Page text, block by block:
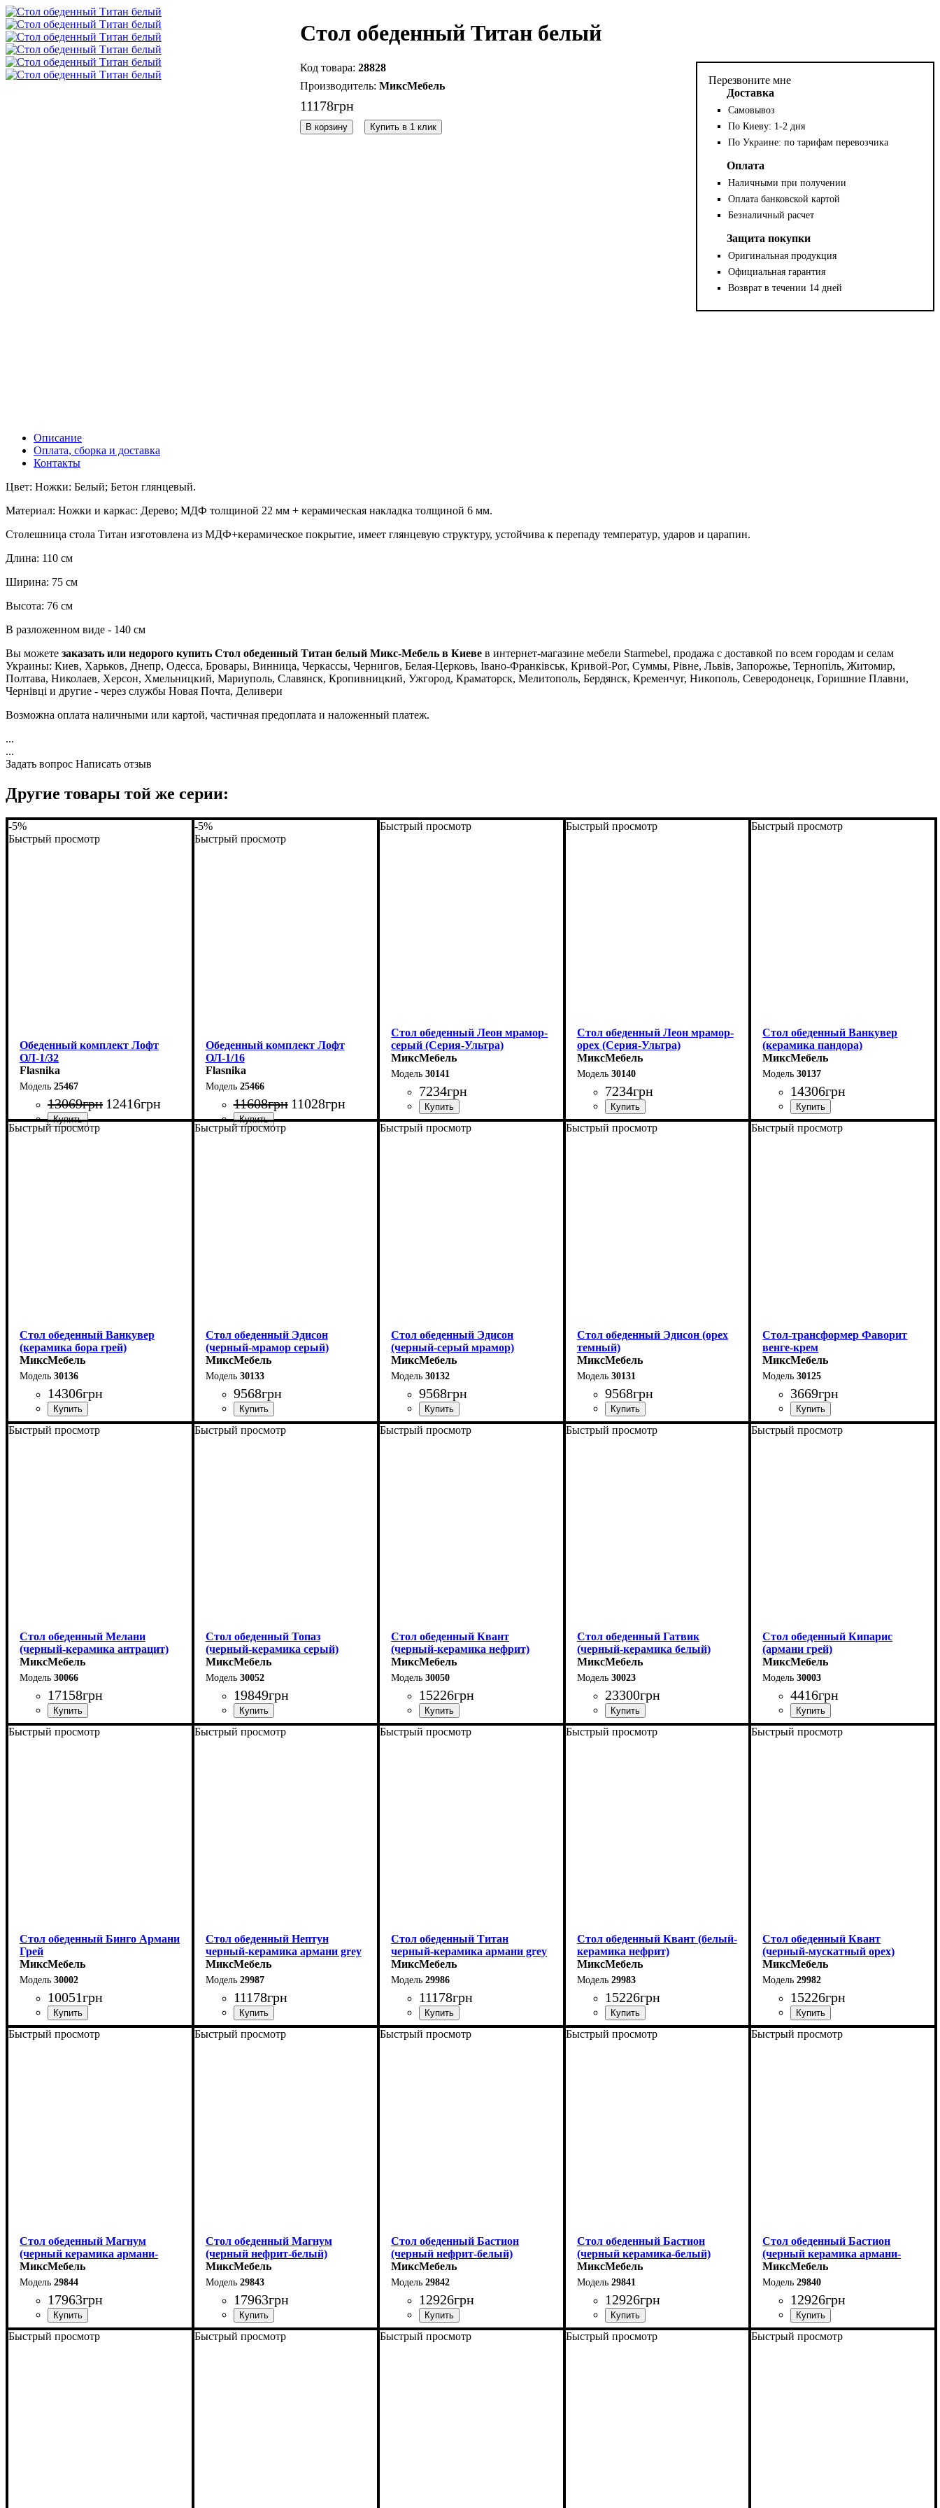
Стол обеденный Титан белый
28828
МиксМебель
11178грн
В корзину Купить в 1 клик
Перезвоните мне
Доставка
Самовывоз
По Киеву: 1-2 дня
По Украине: по тарифам перевозчика
Оплата
Наличными при получении
Оплата банковской картой
Безналичный расчет
Защита покупки
Оригинальная продукция
Официальная гарантия
Возврат в течении 14 дней
Описание
Оплата, сборка и доставка
Контакты
Цвет: Ножки: Белый; Бетон глянцевый.
Материал: Ножки и каркас: Дерево; МДФ толщиной 22 мм + керамическая накладка толщиной 6 мм.
Столешница стола Титан изготовлена ​​из МДФ+керамическое покрытие, имеет глянцевую структуру, устойчива к перепаду температур, ударов и царапин.
Длина: 110 см
Ширина: 75 см
Высота: 76 см
В разложенном виде - 140 см
Вы можете заказать или недорого купить Стол обеденный Титан белый Микс-Мебель в Киеве в интернет-магазине мебели Starmebel, продажа с доставкой по всем городам и селам
Украины: Киев, Харьков, Днепр, Одесса, Бровары, Винница, Черкассы, Чернигов, Белая-Церковь, Івано-Франківськ, Кривой-Рог, Суммы, Рівне, Львів, Запорожье, Тернопіль, Житомир,
Полтава, Николаев, Херсон, Хмельницкий, Мариуполь, Славянск, Кропивницкий, Ужгород, Краматорск, Мелитополь, Бердянск, Кременчуг, Никополь, Северодонецк, Горишние Плавни,
Чернівці и другие - через службы Новая Почта, Деливери
Возможна оплата наличными или картой, частичная предоплата и наложенный платеж.
...
...
Задать вопрос Написать отзыв
Другие товары той же серии:
-5%
Быстрый просмотр
Обеденный комплект Лофт
ОЛ-1/32
Flasnika
25467
13069грн 12416грн
-5%
Быстрый просмотр
Обеденный комплект Лофт
ОЛ-1/16
Flasnika
25466
11608грн 11028грн
Быстрый просмотр
Стол обеденный Леон мрамор-
серый (Серия-Ультра)
МиксМебель
30141
7234грн
Быстрый просмотр
Стол обеденный Леон мрамор-
орех (Серия-Ультра)
МиксМебель
30140
7234грн
Быстрый просмотр
Стол обеденный Ванкувер
(керамика пандора)
МиксМебель
30137
14306грн
Быстрый просмотр
Стол обеденный Ванкувер
(керамика бора грей)
МиксМебель
30136
14306грн
Быстрый просмотр
Стол обеденный Эдисон
(черный-мрамор серый)
МиксМебель
30133
9568грн
Быстрый просмотр
Стол обеденный Эдисон
(черный-серый мрамор)
МиксМебель
30132
9568грн
Быстрый просмотр
Стол обеденный Эдисон (орех
темный)
МиксМебель
30131
9568грн
Быстрый просмотр
Стол-трансформер Фаворит
венге-крем
МиксМебель
30125
3669грн
Быстрый просмотр
Стол обеденный Мелани
(черный-керамика антрацит)
МиксМебель
30066
17158грн
Быстрый просмотр
Стол обеденный Топаз
(черный-керамика серый)
МиксМебель
30052
19849грн
Быстрый просмотр
Стол обеденный Квант
(черный-керамика нефрит)
МиксМебель
30050
15226грн
Быстрый просмотр
Стол обеденный Гатвик
(черный-керамика белый)
МиксМебель
30023
23300грн
Быстрый просмотр
Стол обеденный Кипарис
(армани грей)
МиксМебель
30003
4416грн
Быстрый просмотр
Стол обеденный Бинго Армани
Грей
МиксМебель
30002
10051грн
Быстрый просмотр
Стол обеденный Нептун
черный-керамика армани grey
МиксМебель
29987
11178грн
Быстрый просмотр
Стол обеденный Титан
черный-керамика армани grey
МиксМебель
29986
11178грн
Быстрый просмотр
Стол обеденный Квант (белый-
керамика нефрит)
МиксМебель
29983
15226грн
Быстрый просмотр
Стол обеденный Квант
(черный-мускатный орех)
МиксМебель
29982
15226грн
Быстрый просмотр
Стол обеденный Магнум
(черный керамика армани-
грей)
МиксМебель
29844
17963грн
Быстрый просмотр
Стол обеденный Магнум
(черный нефрит-белый)
МиксМебель
29843
17963грн
Быстрый просмотр
Стол обеденный Бастион
(черный нефрит-белый)
МиксМебель
29842
12926грн
Быстрый просмотр
Стол обеденный Бастион
(черный керамика-белый)
МиксМебель
29841
12926грн
Быстрый просмотр
Стол обеденный Бастион
(черный керамика армани-
грей)
МиксМебель
29840
12926грн
Быстрый просмотр Быстрый просмотр Быстрый просмотр Быстрый просмотр Быстрый просмотр